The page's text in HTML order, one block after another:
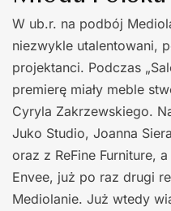
W ub.r. na podbój
niezwykle utalentowani,
projektanci. Podczas
premierę miały meble
Cyryla Zakrzewskiego.
Juko Studio, Joanna
oraz z ReFine Furniture,
Envee, już po raz drugi
Mediolanie. Już wtedy